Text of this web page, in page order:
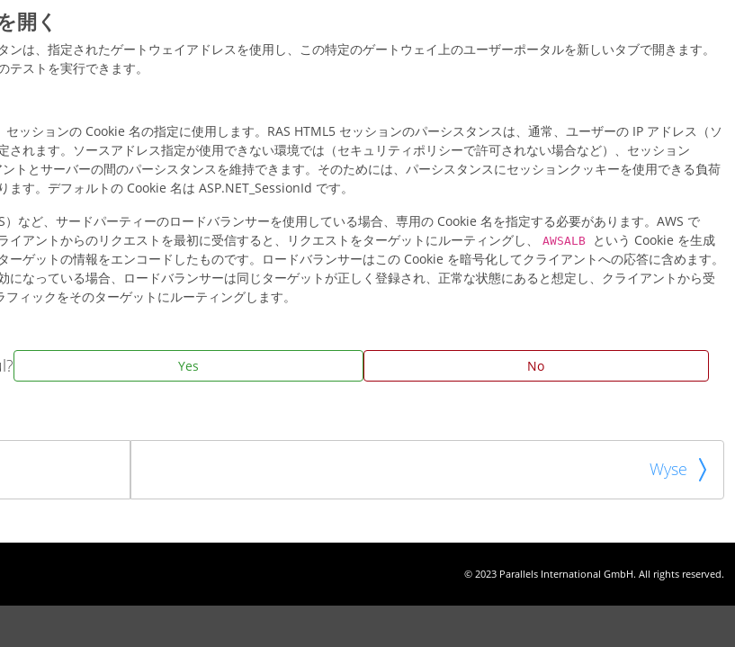
開く
ンは、指定されたゲートウェイアドレスを使用し、この特定のゲートウェイ上のユーザーポータルを新しいタブで開きます。
テストを実行できます。
ッションの Cookie 名の指定に使用します。RAS HTML5 セッションのパーシスタンスは、通常、ユーザーの IP アドレス（ソ
されます。ソースアドレス指定が使用できない環境では（セキュリティポリシーで許可されない場合など）、セッション
トとサーバーの間のパーシスタンスを維持できます。そのためには、パーシスタンスにセッションクッキーを使用できる負荷
す。デフォルトの Cookie 名は ASP.NET_SessionId です。
など、サードパーティーのロードバランサーを使用している場合、専用の Cookie 名を指定する必要があります。AWS で
イアントからのリクエストを最初に受信すると、リクエストをターゲットにルーティングし、
AWSALB
という Cookie を生成
ーゲットの情報をエンコードしたものです。ロードバランサーはこの Cookie を暗号化してクライアントへの応答に含めます。
になっている場合、ロードバランサーは同じターゲットが正しく登録され、正常な状態にあると想定し、クライアントから受
ィックをそのターゲットにルーティングします。
Yes No
Wyse
© 2023 Parallels International GmbH. All rights reserved.